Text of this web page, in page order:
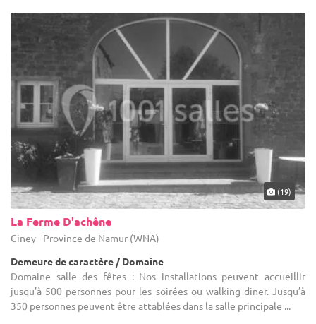
(19)
La Ferme D'achêne
Ciney - Province de Namur (WNA)
Demeure de caractère / Domaine
Domaine salle des fêtes : Nos installations peuvent accueillir
jusqu’à 500 personnes pour les soirées ou walking diner. Jusqu’à
350 personnes peuvent être attablées dans la salle principale ...